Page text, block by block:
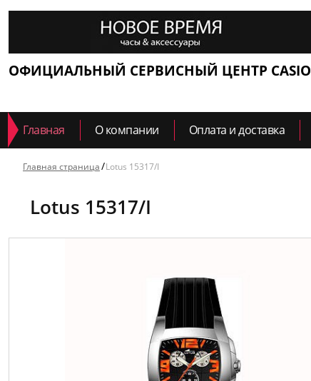
ОФИЦИАЛЬНЫЙ СЕРВИСНЫЙ ЦЕНТР CASIO
Главная О компании Оплата и доставка
Главная страница Lotus 15317/I
Lotus 15317/I